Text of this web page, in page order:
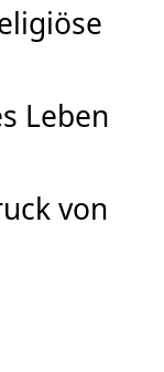
Leben
von